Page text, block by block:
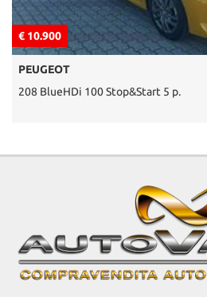
€ 10.900
PEUGEOT
208 BlueHDi 100 Stop&Start 5 p.